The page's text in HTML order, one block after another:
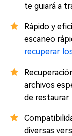
te guiará a
Rápido y
escaneo
recuperar
archivos
de restaurar
diversas